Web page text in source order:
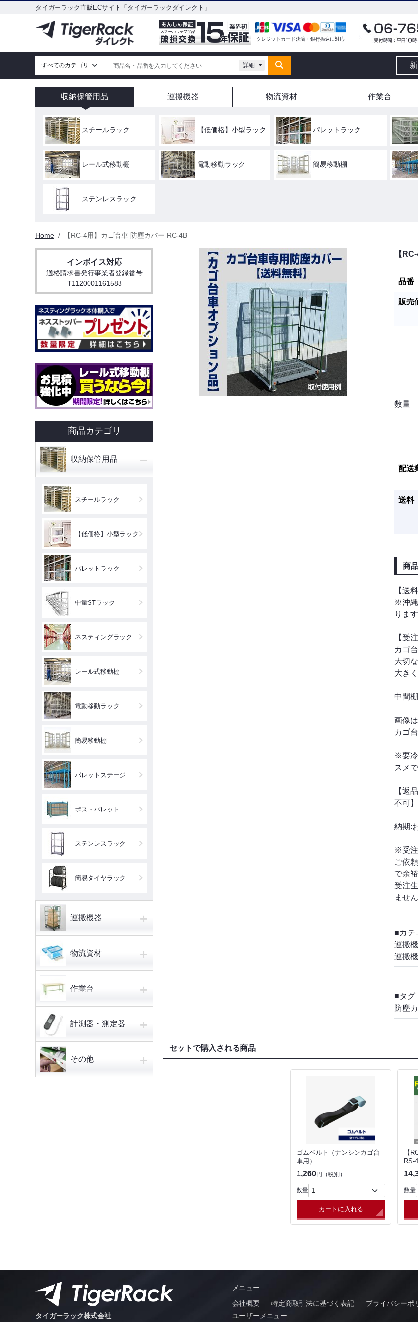
タイガーラック直販ECサイト「タイガーラックダイレクト」
クレジットカード決済・銀行振込に対応
詳細
収納保管用品 運搬機器 物流資材 作業台
スチールラック 【低価格】小型ラック パレットラック
レール式移動棚 電動移動ラック 簡易移動棚
ステンレスラック
Home 【RC-4用】カゴ台車 防塵カバー RC-4B
【
品番
販売
数量
配送
送料
商
【送
※沖縄
ります
【受
カゴ
大切
大き
中間
画像
カゴ
※要冷
スメで
【返
不可】
納期:
※受注
ご依
で余
受注
ません
■カテ
運搬
運搬
■タグ
防塵
セットで購入される商品
ゴムベルト（ナンシンカゴ台
車用）
1,260円（税別）
数量
カートに入れる
【
RS-
数量
インボイス対応
適格請求書発行事業者登録番号
T1120001161588
商品カテゴリ
収納保管用品 −
スチールラック
【低価格】小型ラック
パレットラック
中量STラック
ネスティングラック
レール式移動棚
電動移動ラック
簡易移動棚
パレットステージ
ポストパレット
ステンレスラック
簡易タイヤラック
運搬機器 +
物流資材 +
作業台 +
計測器・測定器 +
その他 +
タイガーラック株式会社
メニュー
会社概要
特定商取引法に基づく表記
プライバシーポ
ユーザーメニュー